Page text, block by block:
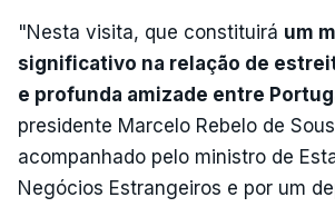
"Nesta visita, que constituirá um
significativo na relação de
e profunda amizade entre
presidente Marcelo Rebelo de
acompanhado pelo ministro de
Negócios Estrangeiros e por um